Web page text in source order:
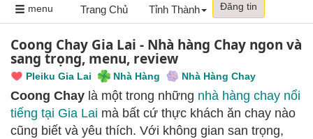
menu Toggle
navigation
Trang Chủ Tỉnh Thành Đăng tin
Coong Chay Gia Lai - Nhà hàng Chay ngon và
sang trọng, menu, review
Pleiku Gia Lai Nhà Hàng Nhà Hàng Chay
Coong Chay là một trong những nhà hàng chay nổi
tiếng tại Gia Lai mà bất cứ thực khách ăn chay nào
cũng biết và yêu thích. Với không gian san trọng,